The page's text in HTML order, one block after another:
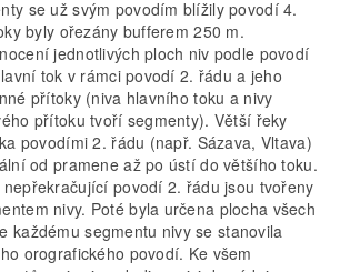
se už svým povodím blížily povodí 4.
byly ořezány bufferem 250 m.
jednotlivých ploch niv podle povodí
tok v rámci povodí 2. řádu a jeho
přítoky (niva hlavního toku a nivy
přítoku tvoří segmenty). Větší řeky
povodími 2. řádu (např. Sázava, Vltava)
od pramene až po ústí do většího toku.
povodí 2. řádu jsou tvořeny
nivy. Poté byla určena plocha všech
každému segmentu nivy se stanovila
orografického povodí. Ke všem